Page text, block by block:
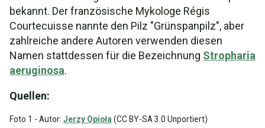
bekannt. Der französische Mykologe Régis
Courtecuisse nannte den Pilz "Grünspanpilz", aber
zahlreiche andere Autoren verwenden diesen
Namen stattdessen für die Bezeichnung Stropharia
aeruginosa.
Quellen:
Foto 1 - Autor: Jerzy Opioła (CC BY-SA 3.0 Unportiert)